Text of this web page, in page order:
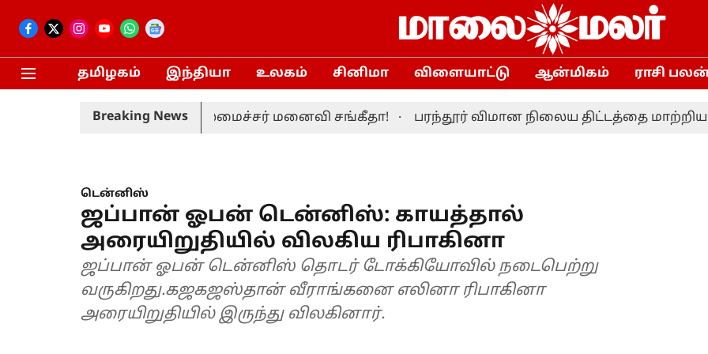
தமிழகம் இந்தியா உலகம் சினிமா விளையாட்டு ஆன்மிகம் ராசி
Breaking News
திரும்பப் பெற்றார் முதலமைச்சர் மனைவி சங்கீதா! பரந்தூர் விமான நிலைய திட்டத்தை மாற்றியமைக்க
டென்னிஸ்
ஜப்பான் ஓபன் டென்னிஸ்: காயத்தால்
அரையிறுதியில் விலகிய ரிபாகினா
ஜப்பான் ஓபன் டென்னிஸ் தொடர் டோக்கியோவில் நடைபெற்று
வருகிறது.கஜகஜஸ்தான் வீராங்கனை எலினா ரிபாகினா
அரையிறுதியில் இருந்து விலகினார்.